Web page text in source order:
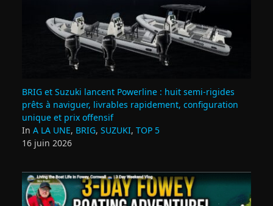
BRIG et Suzuki lancent Powerline : huit semi‑rigides
prêts à naviguer, livrables rapidement, configuration
unique et prix offensif
In A LA UNE, BRIG, SUZUKI, TOP 5
16 juin 2026